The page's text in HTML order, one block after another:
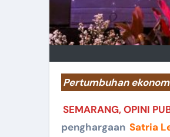
Pertumbuhan
SEMARANG, OPINI
penghargaan Satria